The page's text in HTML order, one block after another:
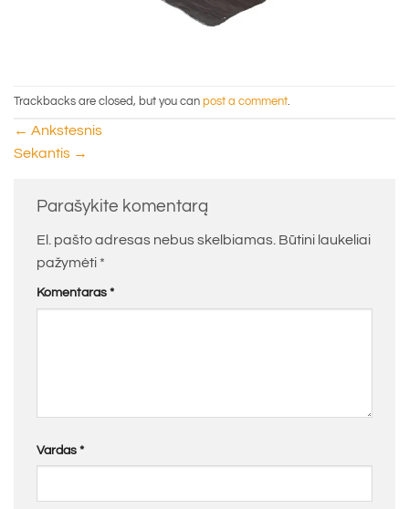
Trackbacks are closed, but you can post a comment
← Ankstesnis
Sekantis →
Parašykite komentarą
El. pašto adresas nebus skelbiamas. Būtini laukeliai
pažymėti *
Komentaras *
Vardas *